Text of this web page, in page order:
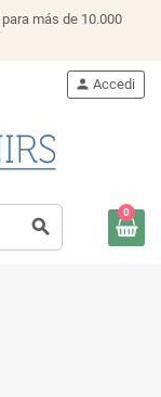
para más de 10.000
search
person Accedi
0